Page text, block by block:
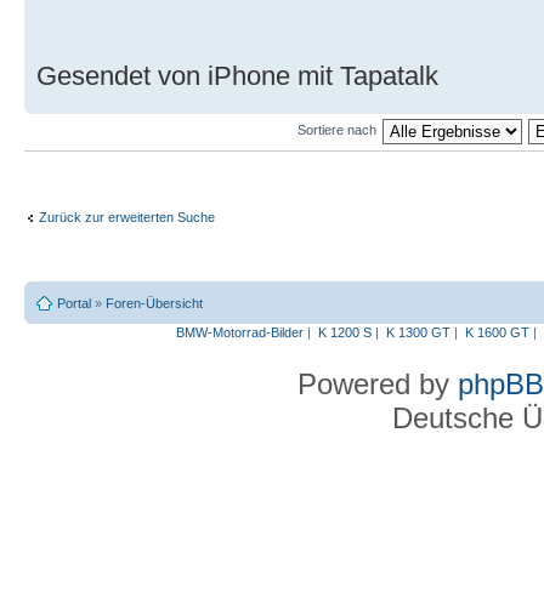
Gesendet von iPhone mit Tapatalk
Sortiere nach
Zurück zur erweiterten Suche
Portal » Foren-Übersicht
BMW-Motorrad-Bilder| K 1200 S| K 1300 GT| K 1600 GT|
Powered by phpBB
Deutsche